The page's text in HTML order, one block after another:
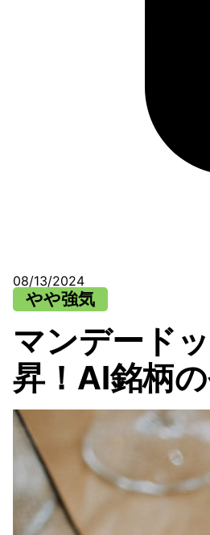
08/13/2024
やや強気
マンデード
昇！AI銘柄